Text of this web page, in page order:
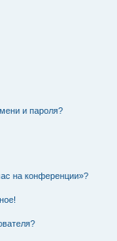
и пароля?
на конференции»?